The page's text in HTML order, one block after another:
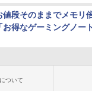
値段そのままでメモリ
「お得なゲーミングノー
ついて